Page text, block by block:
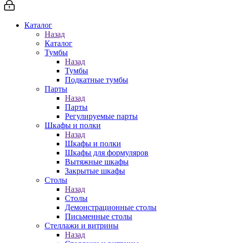
Каталог
Назад
Каталог
Тумбы
Назад
Тумбы
Подкатные тумбы
Парты
Назад
Парты
Регулируемые парты
Шкафы и полки
Назад
Шкафы и полки
Шкафы для формуляров
Вытяжные шкафы
Закрытые шкафы
Столы
Назад
Столы
Демонстрационные столы
Письменные столы
Стеллажи и витрины
Назад